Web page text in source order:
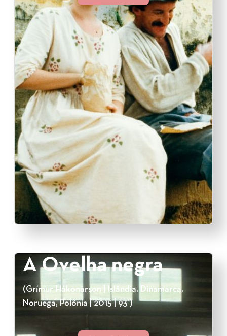
A Ovelha negra
(Grímur Hákonarson | Islândia, Dinamarca,
Noruega, Polônia | 2015 | 93’)